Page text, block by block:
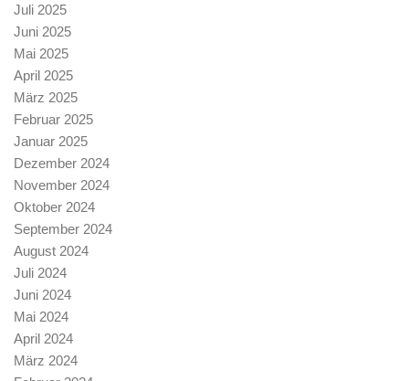
Juli 2025
Juni 2025
Mai 2025
April 2025
März 2025
Februar 2025
Januar 2025
Dezember 2024
November 2024
Oktober 2024
September 2024
August 2024
Juli 2024
Juni 2024
Mai 2024
April 2024
März 2024